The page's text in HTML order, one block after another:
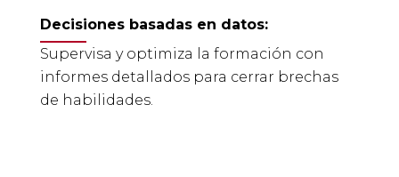
Decisiones basadas en datos:
Supervisa y optimiza la formación con
informes detallados para cerrar brechas
de habilidades.